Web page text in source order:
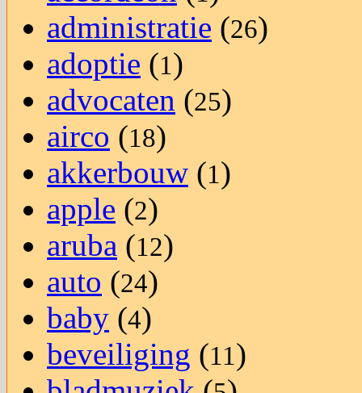
administratie (26)
adoptie (1)
advocaten (25)
airco (18)
akkerbouw (1)
apple (2)
aruba (12)
auto (24)
baby (4)
beveiliging (11)